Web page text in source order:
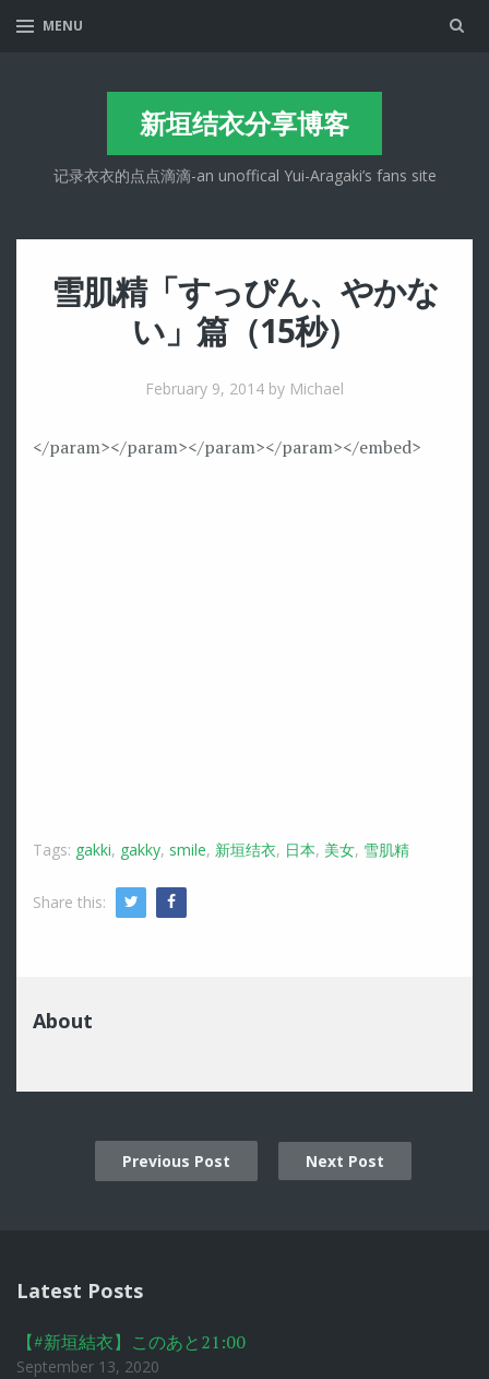
MENU
新垣结衣分享博客
记录衣衣的点点滴滴-an unoffical Yui-Aragaki’s fans site
雪肌精「すっぴん、やかな
い」篇（15秒）
February 9, 2014 by Michael
</param></param></param></param></embed>
Tags: gakki, gakky, smile, 新垣结衣, 日本, 美女, 雪肌精
Share this: Twitter
About
Previous Post Next Post
Latest Posts
【#新垣結衣】このあと21:00
September 13, 2020